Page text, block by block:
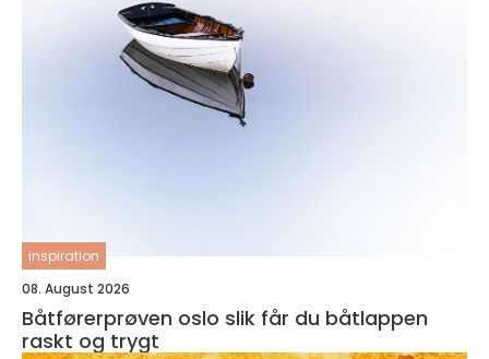
inspiration
08. August 2026
Båtførerprøven oslo slik får du båtlappen
raskt og trygt